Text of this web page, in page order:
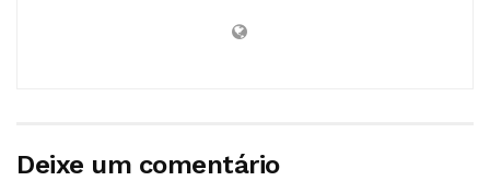
Deixe um comentário